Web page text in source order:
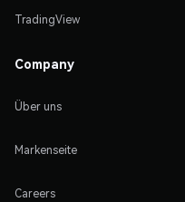
TradingView
Company
Über uns
Markenseite
Careers